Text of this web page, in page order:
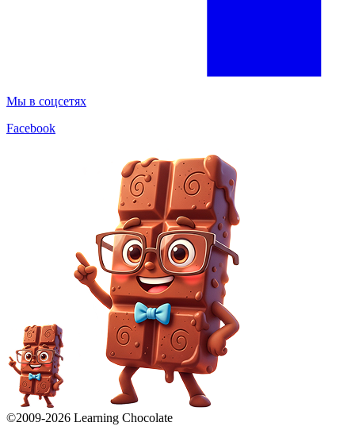
Мы в соцсетях
Facebook
©2009-2026 Learning Chocolate